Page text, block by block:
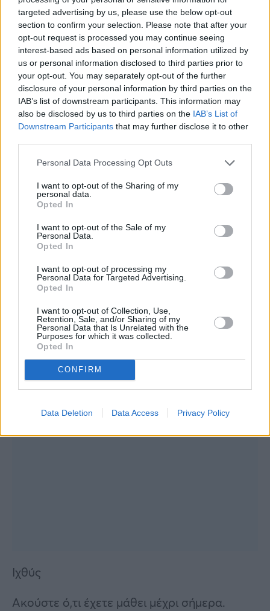
targeted advertising by us, please use the below opt-out
section to confirm your selection. Please note that after your
opt-out request is processed you may continue seeing
interest-based ads based on personal information utilized by
us or personal information disclosed to third parties prior to
your opt-out. You may separately opt-out of the further
disclosure of your personal information by third parties on the
IAB’s list of downstream participants. This information may
also be disclosed by us to third parties on the IAB’s List of
Downstream Participants that may further disclose it to other
Personal Data Processing Opt Outs
I want to opt-out of the Sharing of my
personal data.
Opted In
I want to opt-out of the Sale of my
Personal Data.
Opted In
I want to opt-out of processing my
Personal Data for Targeted Advertising.
Opted In
I want to opt-out of Collection, Use,
Retention, Sale, and/or Sharing of my
Personal Data that Is Unrelated with the
Purposes for which it was collected.
Opted In
CONFIRM
Data Deletion Data Access Privacy Policy
Συνεντεύξεις 18/11/2025
Δήμητρα Δερζέκου: «Λέω τη δική μου
αλήθεια»
Συνεντεύξεις 18/11/2025
Τζεφ Μοντάνα: «Κανένας δεν μπορεί
να σου πει ποιος είσαι»
Ιχθύς
Ακούστε ό,τι έχετε μάθει μέχρι σήμερα.